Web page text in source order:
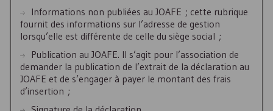
Informations non publiées au JOAFE ; cette rubrique
fournit des informations sur l’adresse de gestion
lorsqu’elle est différente de celle du siège social ;
Publication au JOAFE. Il s’agit pour l’association de
demander la publication de l’extrait de la déclaration au
JOAFE et de s’engager à payer le montant des frais
d’insertion ;